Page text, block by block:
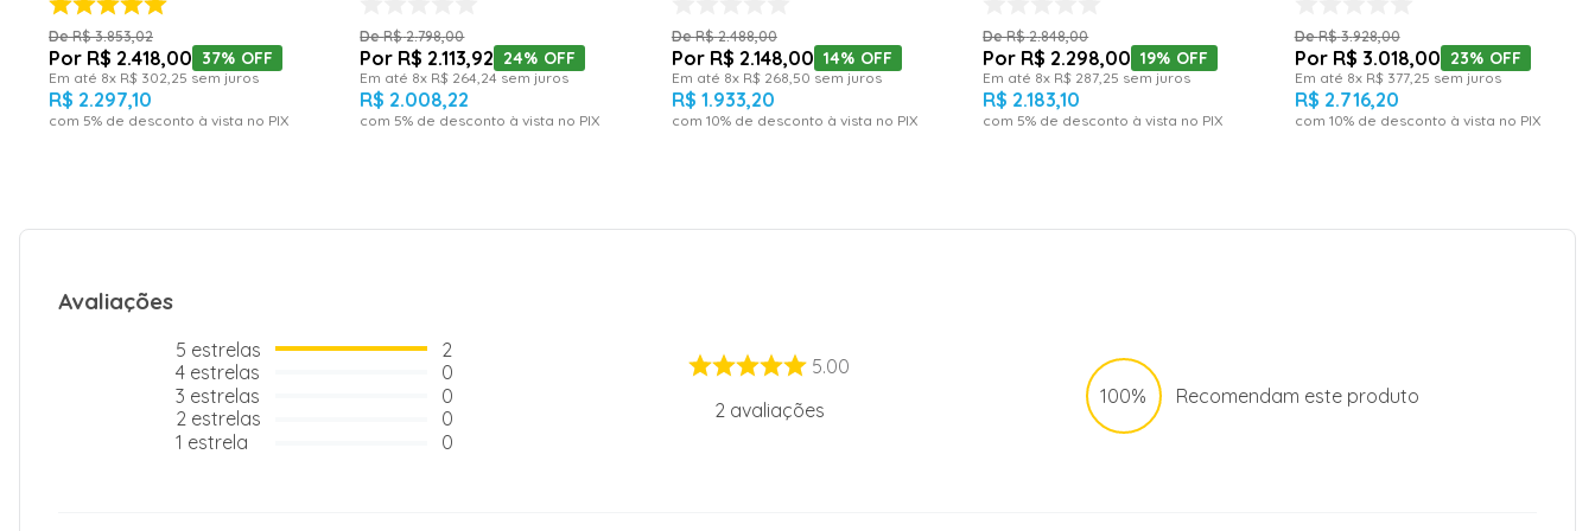
R$ 3.853,02
R$ 2.418,00 37% OFF
Em até 8x R$ 302 25 sem juros
R$ 2.297,10
com 5% de desconto à vista no PIX
R$ 2.798,00
R$ 2.113,92 24% OFF
Em até 8x R$ 264 24sem juros
R$ 2.008,22
com 5% de desconto à vista no PIX
R$ 2.488,00
R$ 2.148,00 14% OFF
Em até 8x R$ 268 50 sem juros
R$ 1.933,20
com 10% de desconto à vista no PIX
R$ 2.848,00
R$ 2.298,00 19% OFF
Em até 8x R$ 287 25 sem juros
R$ 2.183,10
com 5% de desconto à vista no PIX
R$ 3.928,00
R$ 3.018,00 23% OFF
Em até 8x R$ 377, 25 sem juros
R$ 2.716,20
com 10% de desconto à vista no PIX
Avaliações
5 estrelas
4 estrelas
3 estrelas
2 estrelas
1 estrela
2
0
0
0
0
5.00
2 avaliações
100% Recomendam este produto